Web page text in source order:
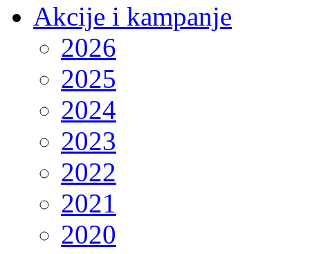
Akcije i kampanje
2026
2025
2024
2023
2022
2021
2020